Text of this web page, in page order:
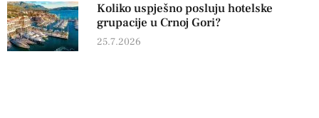
Koliko uspješno posluju hotelske
grupacije u Crnoj Gori?
25.7.2026